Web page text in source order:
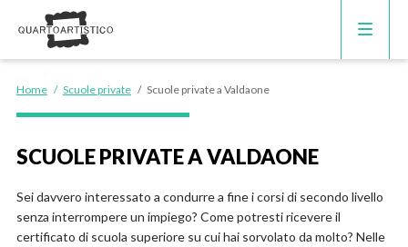
SCUOLE SERALI
Home / Scuole private / Scuole private a Valdaone
SCUOLE PRIVATE A VALDAONE
Sei davvero interessato a condurre a fine i corsi di secondo livello
senza interrompere un impiego? Come potresti ricevere il
certificato di scuola superiore su cui hai sorvolato da molto? Nelle